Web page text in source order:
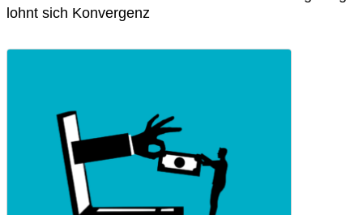
lohnt sich Konvergenz